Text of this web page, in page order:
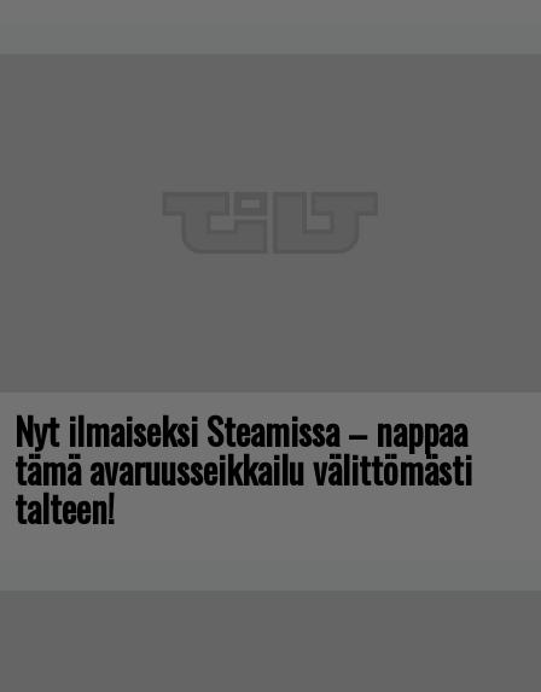
Nyt ilmaiseksi Steamissa – nappaa
tämä avaruusseikkailu välittömästi
talteen!